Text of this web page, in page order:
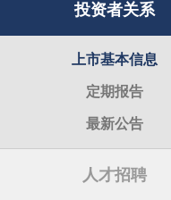
投资者关系
上市基本信息
定期报告
最新公告
人才招聘